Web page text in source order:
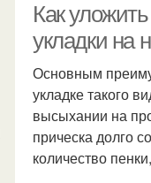
Как
укладки на
Основным
укладке такого
высыхании на
прическа долго
количество